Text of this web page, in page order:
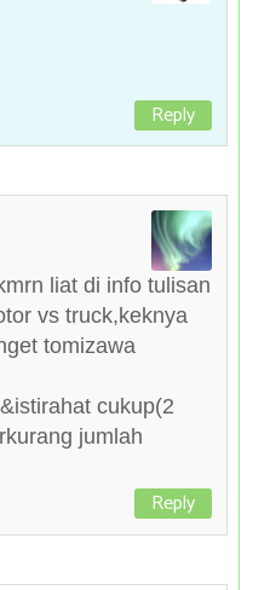
Reply
liat di info tulisan
vs truck,keknya
tomizawa
cukup(2
jumlah
Reply